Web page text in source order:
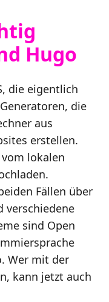
Hugo
die eigentlich
die
aus
erstellen.
lokalen
Fällen über
verschiedene
sind Open
Wer mit der
kann jetzt auch